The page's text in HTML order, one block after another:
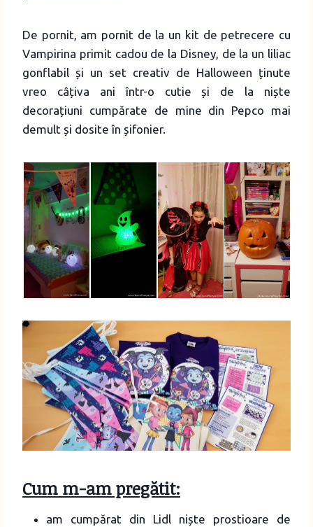
De pornit, am pornit de la un kit de petrecere cu
Vampirina primit cadou de la Disney, de la un liliac
gonflabil și un set creativ de Halloween ținute
vreo câțiva ani într-o cutie și de la niște
decorațiuni cumpărate de mine din Pepco mai
demult și dosite în șifonier.
Cum m-am pregătit:
am cumpărat din Lidl niște prostioare de